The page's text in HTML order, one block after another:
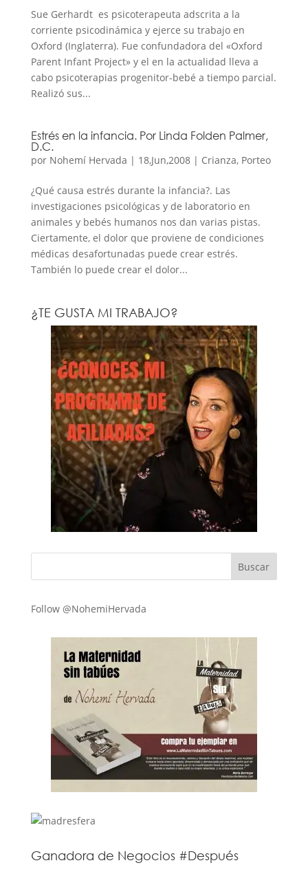
Sue Gerhardt es psicoterapeuta adscrita a la
corriente psicodinámica y ejerce su trabajo en
Oxford (Inglaterra). Fue confundadora del «Oxford
Parent Infant Project» y el en la actualidad lleva a
cabo psicoterapias progenitor-bebé a tiempo parcial.
Realizó sus...
Estrés en la infancia. Por Linda Folden Palmer,
D.C.
por Nohemí Hervada | 18,Jun,2008| Crianza, Porteo
¿Qué causa estrés durante la infancia?. Las
investigaciones psicológicas y de laboratorio en
animales y bebés humanos nos dan varias pistas.
Ciertamente, el dolor que proviene de condiciones
médicas desafortunadas puede crear estrés.
También lo puede crear el dolor...
¿TE GUSTA MI TRABAJO?
Follow @NohemiHervada
Ganadora de Negocios #Después